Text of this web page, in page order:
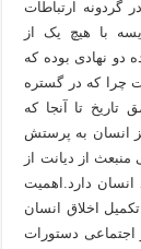
گردونه ارتباطات
با هیچ یک از
مذهب و خانواده دو نهادی بوده که
چرا که در گستره
تا آنجا که
انسان به پرستش
ارزشهای اخلاقی منبعث از دیانت از
دارد.اهمیت
اخلاق انسان
اجتماعی دستورات